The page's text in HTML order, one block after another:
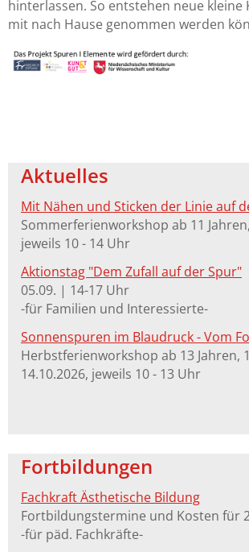
hinterlassen. So entstehen neue kleine
mit nach Hause genommen werden
Aktuelles
Mit Nähen und Sticken der Linie auf
Sommerferienworkshop ab 11
jeweils 10 - 14 Uhr
Aktionstag "Dem Zufall auf der Spur"
05.09. | 14-17 Uhr
-für Familien und Interessierte-
Sonnenspuren im Blaudruck - Vom
Herbstferienworkshop ab 13 Jahren,
14.10.2026, jeweils 10 - 13 Uhr
Fortbildungen
Fachkraft Ästhetische Bildung
Fortbildungstermine und Kosten für
-für päd. Fachkräfte-